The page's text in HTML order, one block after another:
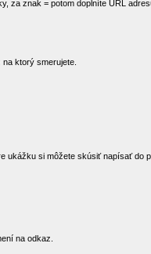
za znak = potom doplníte URL
ktorý smerujete.
si môžete skúsiť napísať
na odkaz.